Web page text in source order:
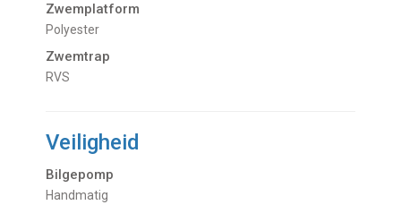
Zwemplatform
Polyester
Zwemtrap
RVS
Veiligheid
Bilgepomp
Handmatig